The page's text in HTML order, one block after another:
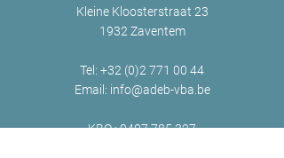
Kleine Kloosterstraat 23
1932 Zaventem
Tel: +32 (0)2 771 00 44
Email: info@adeb-vba.be
KBO :0407 785 327